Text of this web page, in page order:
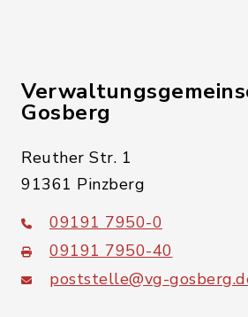
Gosberg
Reuther Str. 1
91361 Pinzberg
09191 7950-0
09191 7950-40
poststelle@vg-